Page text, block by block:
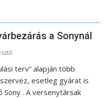
a Sonynál
terv” alapján több
esetleg gyárat is
Sony . A versenytársak